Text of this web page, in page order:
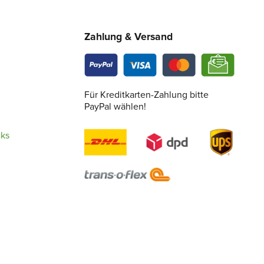
Zahlung & Versand
Für Kreditkarten-Zahlung bitte
PayPal wählen!